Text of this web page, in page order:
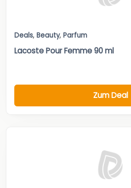
Deals, Beauty, Parfum
Lacoste Pour Femme 90 ml
Zum Deal